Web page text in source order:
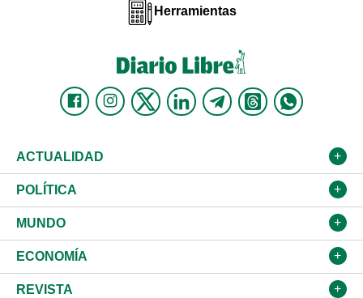
Herramientas
ACTUALIDAD
Nacional
Ciudad
Educación
Salud
POLÍTICA
Partidos
JCE
TSE
MUNDO
Estados Unidos
América Latina
ECONOMÍA
Finanzas
REVISTA